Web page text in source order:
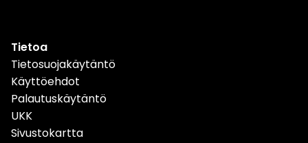
Tietoa
Tietosuojakäytäntö
Käyttöehdot
Palautuskäytäntö
UKK
Sivustokartta